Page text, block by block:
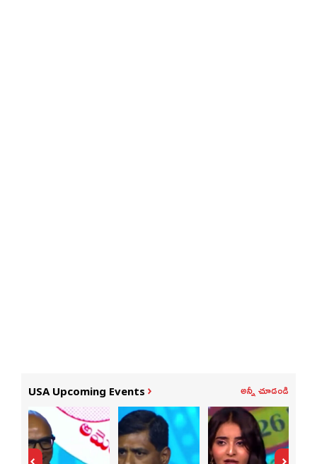
USA Upcoming Events అన్నీ చూడండి